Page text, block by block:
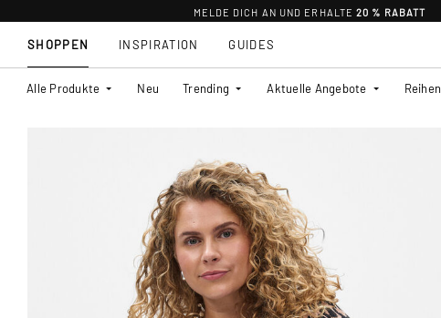
MELDE DICH AN UND ERHALTE20 % RABATT
SHOPPEN
Alle Produkte Neu Trending Aktuelle Angebote Reihen
INSPIRATION GUIDES